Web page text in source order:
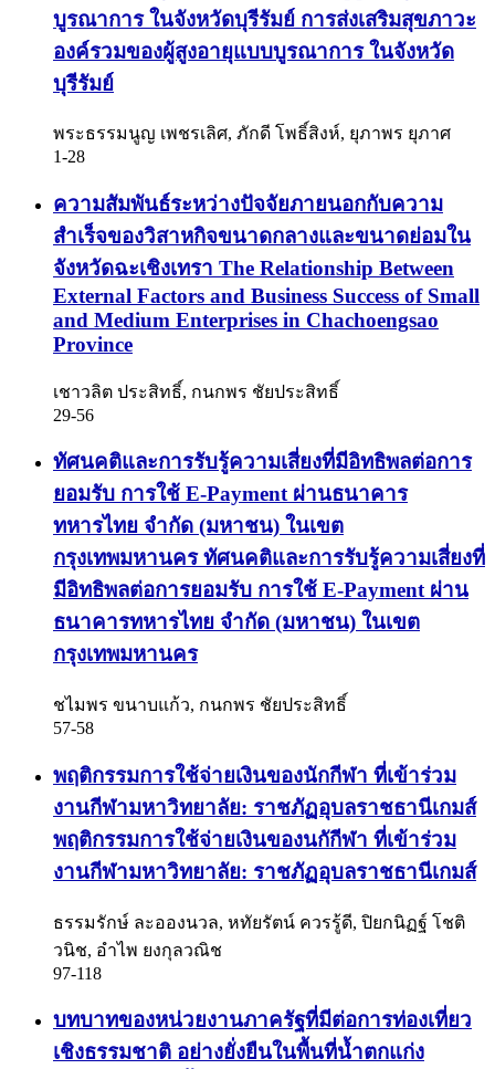
บูรณาการ ในจังหวัดบุรีรัมย์ การส่งเสริมสุขภาวะ
องค์รวมของผู้สูงอายุแบบบูรณาการ ในจังหวัด
บุรีรัมย์
พระธรรมนูญ เพชรเลิศ, ภักดี โพธิ์สิงห์, ยุภาพร ยุภาศ
1-28
ความสัมพันธ์ระหว่างปัจจัยภายนอกกับความ
สำเร็จของวิสาหกิจขนาดกลางและขนาดย่อมใน
จังหวัดฉะเชิงเทรา The Relationship Between
External Factors and Business Success of Small
and Medium Enterprises in Chachoengsao
Province
เชาวลิต ประสิทธิ์, กนกพร ชัยประสิทธิ์
29-56
ทัศนคติและการรับรู้ความเสี่ยงที่มีอิทธิพลต่อการ
ยอมรับ การใช้ E-Payment ผ่านธนาคาร
ทหารไทย จำกัด (มหาชน) ในเขต
กรุงเทพมหานครทัศนคติและการรับรู้ความเสี่ยงที่
มีอิทธิพลต่อการยอมรับ การใช้ E-Payment ผ่าน
ธนาคารทหารไทย จำกัด (มหาชน) ในเขต
กรุงเทพมหานคร
ชไมพร ขนาบแก้ว, กนกพร ชัยประสิทธิ์
57-58
พฤติกรรมการใช้จ่ายเงินของนักกีฬา ที่เข้าร่วม
งานกีฬามหาวิทยาลัย: ราชภัฏอุบลราชธานีเกมส์
พฤติกรรมการใช้จ่ายเงินของนกักีฬา ที่เข้าร่วม
งานกีฬามหาวิทยาลัย: ราชภัฏอุบลราชธานีเกมส์
ธรรมรักษ์ ละอองนวล, หทัยรัตน์ ควรรู้ดี, ปิยกนิฏฐ์ โชติ
วนิช, อำไพ ยงกุลวณิช
97-118
บทบาทของหน่วยงานภาครัฐที่มีต่อการท่องเที่ยว
เชิงธรรมชาติ อย่างยั่งยืนในพื้นที่น้ำตกแก่ง